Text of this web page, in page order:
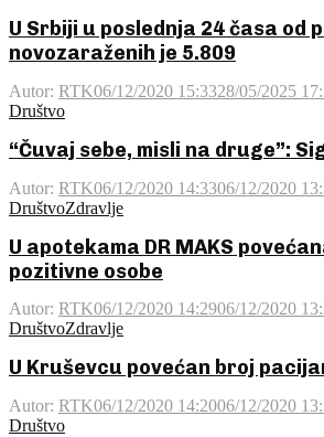
U Srbiji u poslednja 24 časa
novozaraženih je 5.809
Autor: RTK06/12/2020 15:3328/05/2025
Društvo
“Čuvaj sebe, misli na druge”:
Autor: RTK06/12/2020 14:3306/12/2020
DruštvoZdravlje
U apotekama DR MAKS
pozitivne osobe
Autor: RTK06/12/2020 14:2906/12/2020
DruštvoZdravlje
U Kruševcu povećan broj
Autor: RTK06/12/2020 14:2006/12/2020
Društvo